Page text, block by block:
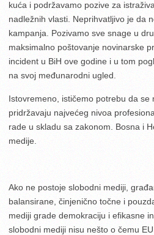
kuća i podržavamo pozive za
nadležnih vlasti. Neprihvatljivo je da
kampanja. Pozivamo sve snage u
maksimalno poštovanje novinarske
incident u BiH ove godine i u tom
na svoj međunarodni ugled.
Istovremeno, ističemo potrebu da se
pridržavaju najvećeg nivoa
rade u skladu sa zakonom. Bosna i
medije.
Ako ne postoje slobodni mediji,
balansirane, činjenično točne i
mediji grade demokraciju i efikasne
slobodni mediji nisu nešto o čemu